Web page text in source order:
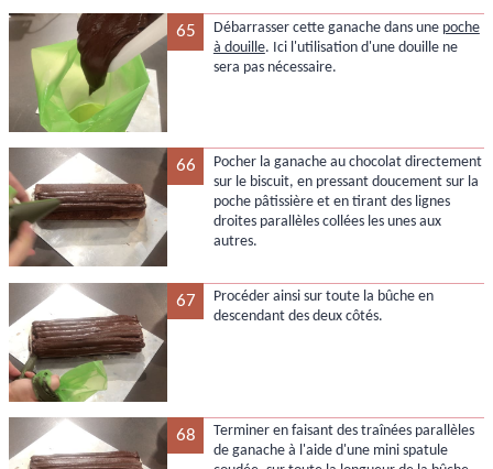
65 Débarrasser cette ganache dans une poche
à douille. Ici l'utilisation d'une douille ne
sera pas nécessaire.
66
Pocher la ganache au chocolat directement
sur le biscuit, en pressant doucement sur la
poche pâtissière et en tirant des lignes
droites parallèles collées les unes aux
autres.
67
Procéder ainsi sur toute la bûche en
descendant des deux côtés.
68
Terminer en faisant des traînées parallèles
de ganache à l'aide d'une mini spatule